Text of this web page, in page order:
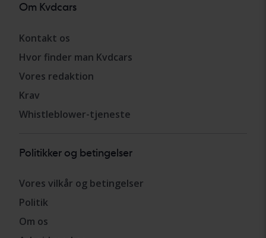
Om Kvdcars
Kontakt os
Hvor finder man Kvdcars
Vores redaktion
Krav
Whistleblower-tjeneste
Politikker og betingelser
Vores vilkår og betingelser
Politik
Om os